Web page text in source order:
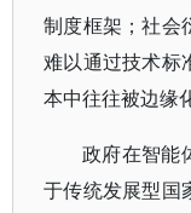
制度框架；社会
难以通过技术标
本中往往被边缘
政府在智能
于传统发展型国